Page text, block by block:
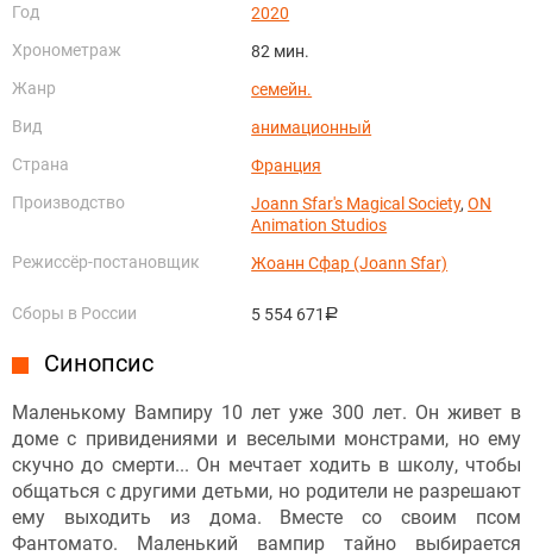
Год
2020
Хронометраж
82 мин.
Жанр
семейн.
Вид
анимационный
Страна
Франция
Производство
Joann Sfar's Magical Society,ON
Animation Studios
Режиссёр-постановщик
Жоанн Сфар (Joann Sfar)
Сборы в России 5 554 671руб.
Синопсис
Маленькому Вампиру 10 лет уже 300 лет. Он живет в
доме с привидениями и веселыми монстрами, но ему
скучно до смерти... Он мечтает ходить в школу, чтобы
общаться с другими детьми, но родители не разрешают
ему выходить из дома. Вместе со своим псом
Фантомато. Маленький вампир тайно выбирается